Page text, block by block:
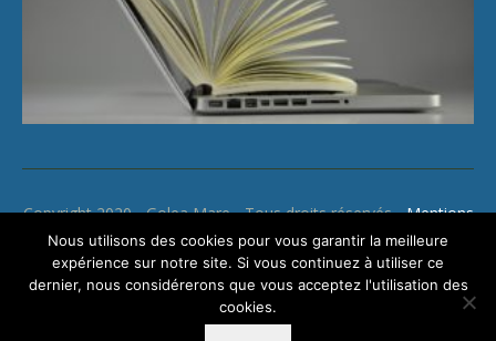
Copyright 2020 - Golea Mare - Tous droits réservés -Mentions
légales
Nous utilisons des cookies pour vous garantir la meilleure
expérience sur notre site. Si vous continuez à utiliser ce
dernier, nous considérerons que vous acceptez l'utilisation des
cookies.